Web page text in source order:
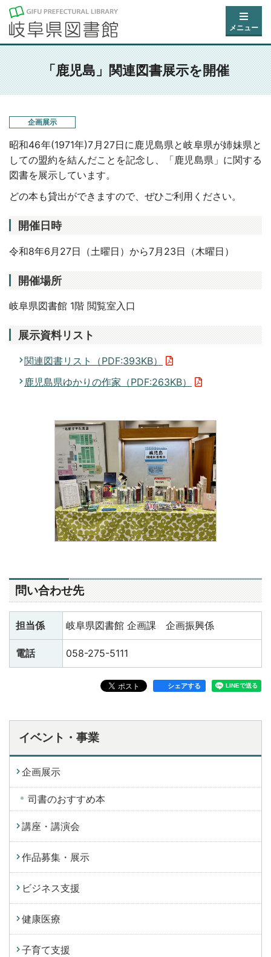
メニュー
「鹿児島」関連図書展示を開催
企画展示
昭和46年(1971年)7月27日に鹿児島県と岐阜県が姉妹県と
しての盟約を結んだことを記念し、「鹿児島県」に関する
図書を展示しています。
どの本も貸出ができますので、ぜひご利用ください。
開催日時
令和8年6月27日（土曜日 ）から7月23日（木曜日）
開催場所
岐阜県図書館 1階 閲覧室入口
展示資料リスト
関連図書リスト（PDF:393KB）
鹿児島県ゆかりの作家（PDF:263KB）
問い合わせ先
担当係 岐阜県図書館 企画課 企画振興係
電話 058-275-5111
シェアする
イベント・事業
企画展示
司書のおすすめ本
講座・講演会
作品募集・展示
ビジネス支援
健康医療
子育て支援